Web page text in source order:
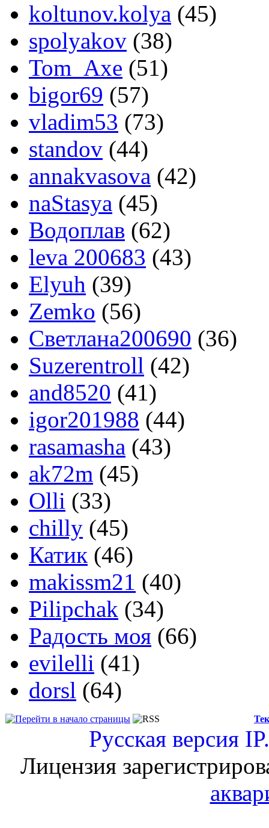
koltunov.kolya (45)
spolyakov (38)
Tom_Axe (51)
bigor69 (57)
vladim53 (73)
standov (44)
annakvasova (42)
naStasya (45)
Водоплав (62)
leva 200683 (43)
Elyuh (39)
Zemko (56)
Светлана200690 (36)
Suzerentroll (42)
and8520 (41)
igor201988 (44)
rasamasha (43)
ak72m (45)
Оlli (33)
chilly (45)
Катик (46)
makissm21 (40)
Pilipchak (34)
Радость моя (66)
evilelli (41)
dorsl (64)
Русская версия
Лицензия